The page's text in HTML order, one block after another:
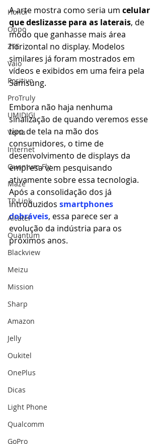
Honor
Oppo
ZTE
Vaio
Positivo
ProTruly
UMIDIGI
Vertu
Internet
Quantum Fly
Maze
TP-Link
Alcatel
Quantum
Blackview
Meizu
Mission
Sharp
Amazon
Jelly
Oukitel
OnePlus
Dicas
Light Phone
Qualcomm
GoPro
A arte mostra como seria um celular
que deslizasse para as laterais, de
modo que ganhasse mais área
horizontal no display. Modelos
similares já foram mostrados em
vídeos e exibidos em uma feira pela
Samsung.
Embora não haja nenhuma
sinalização de quando veremos esse
tipo de tela na mão dos
consumidores, o time de
desenvolvimento de displays da
empresa vem pesquisando
ativamente sobre essa tecnologia.
Após a consolidação dos já
introduzidos smartphones
dobráveis, essa parece ser a
evolução da indústria para os
próximos anos.